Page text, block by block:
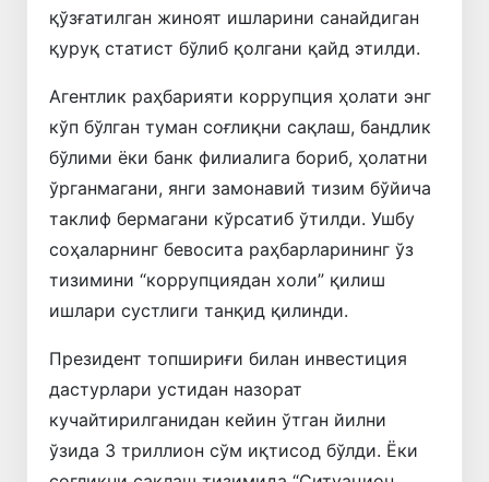
қўзғатилган жиноят ишларини санайдиган
қуруқ статист бўлиб қолгани қайд этилди.
Агентлик раҳбарияти коррупция ҳолати энг
кўп бўлган туман соғлиқни сақлаш, бандлик
бўлими ёки банк филиалига бориб, ҳолатни
ўрганмагани, янги замонавий тизим бўйича
таклиф бермагани кўрсатиб ўтилди. Ушбу
соҳаларнинг бевосита раҳбарларининг ўз
тизимини “коррупциядан холи” қилиш
ишлари сустлиги танқид қилинди.
Президент топшириғи билан инвестиция
дастурлари устидан назорат
кучайтирилганидан кейин ўтган йилни
ўзида 3 триллион сўм иқтисод бўлди. Ёки